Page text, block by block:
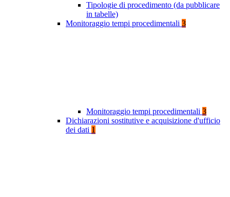
Tipologie di procedimento (da pubblicare
in tabelle)
Monitoraggio tempi procedimentali 3
Monitoraggio tempi procedimentali 3
Dichiarazioni sostitutive e acquisizione d'ufficio
dei dati 1